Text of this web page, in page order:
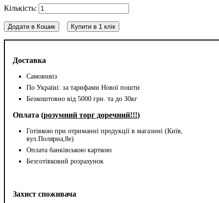
Доставка
Самовивіз
По Україні: за тарифами Нової пошти
Безкоштовно від 5000 грн. та до 30кг
Оплата (розумний торг доречний!!!)
Готівкою при отриманні продукції в магазині (Київ,
вул.Полярна,8е)
Оплата банківською карткою
Безготівковий розрахунок
Захист споживача
Додати в Кошик Купити в 1 клік